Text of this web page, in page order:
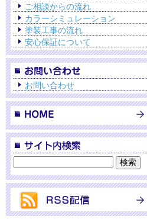
ご相談からの流れ
カラーシミュレーション
塗装工事の流れ
安心保証について
お問い合わせ